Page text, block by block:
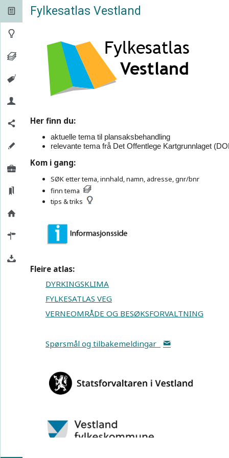
100 km
Bakgrunns-


Fylkesatlas Vestland
Her finn du:
aktuelle tema til plansaksbehandling
relevante tema frå Det Offentlege Kartgrunnlaget
Kom i gang:
SØK etter tema, innhald, namn, adresse, gnr/bnr
finn tema
tips & triks
Fleire atlas:
DYRKINGSKLIMA
FYLKESATLAS VEG
VERNEOMRÅDE OG BESØKSFORVALTNING
Spørsmål og tilbakemeldingar